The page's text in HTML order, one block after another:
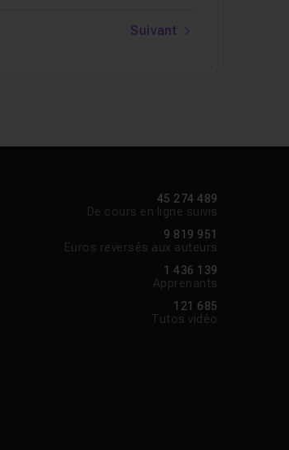
Suivant
45 274 489
De cours en ligne suivis
9 819 951
Euros reversés aux auteurs
1 436 139
Apprenants
121 685
Tutos vidéo